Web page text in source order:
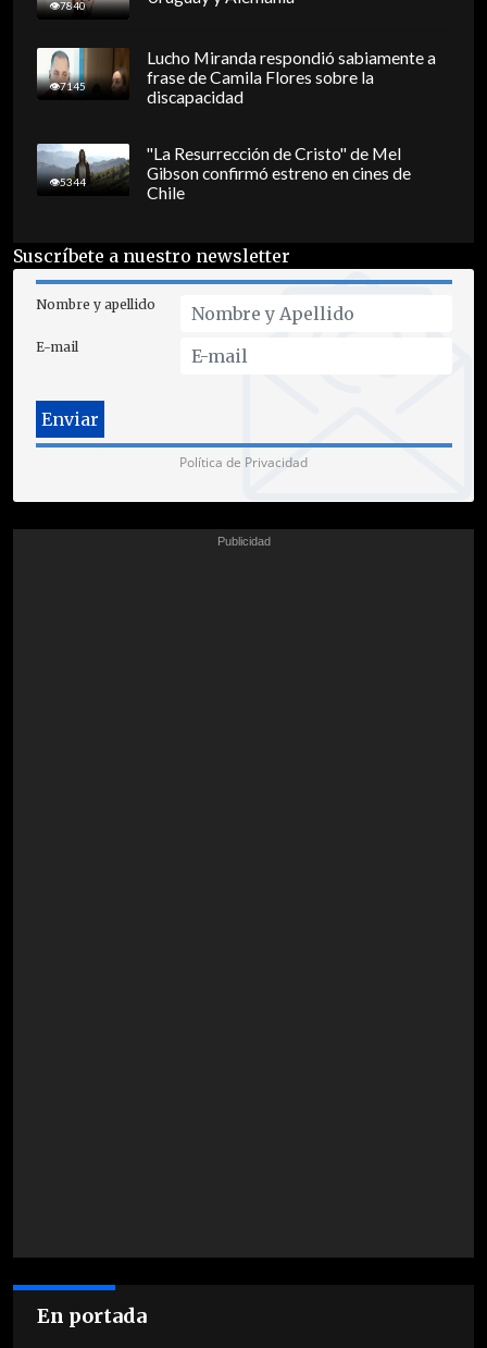
7840
7145
Lucho Miranda respondió sabiamente a
frase de Camila Flores sobre la
discapacidad
5344
"La Resurrección de Cristo" de Mel
Gibson confirmó estreno en cines de
Chile
Suscríbete a nuestro newsletter
Nombre y apellido
E-mail
Política de Privacidad
En portada